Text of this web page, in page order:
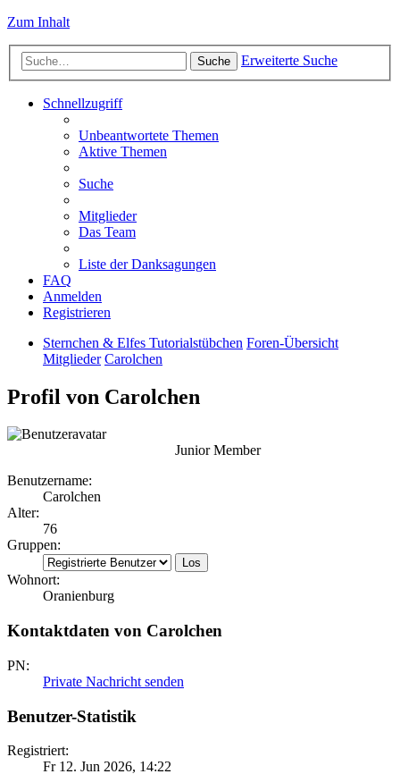
Zum Inhalt
Suche Erweiterte Suche
Schnellzugriff
Unbeantwortete Themen
Aktive Themen
Suche
Mitglieder
Das Team
Liste der Danksagungen
FAQ
Anmelden
Registrieren
Sternchen & Elfes Tutorialstübchen Foren-Übersicht
Mitglieder Carolchen
Profil von Carolchen
Junior Member
Benutzername:
Carolchen
Alter:
76
Gruppen:
Wohnort:
Oranienburg
Kontaktdaten von Carolchen
PN:
Private Nachricht senden
Benutzer-Statistik
Registriert:
Fr 12. Jun 2026, 14:22